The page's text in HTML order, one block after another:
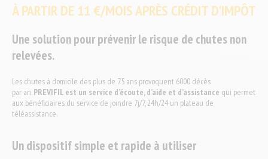
À PARTIR DE 11 €/MOIS APRÈS CRÉDIT D'IMPÔT
Une solution pour prévenir le risque de chutes non
relevées.
Les chutes à domicile des plus de 75 ans provoquent 6000 décès
par an.PREVIFIL est un service d’écoute, d’aide et d’assistance qui permet
aux bénéficiaires du service de joindre 7j/7, 24h/24 un plateau de
téléassistance.
Un dispositif simple et rapide à utiliser